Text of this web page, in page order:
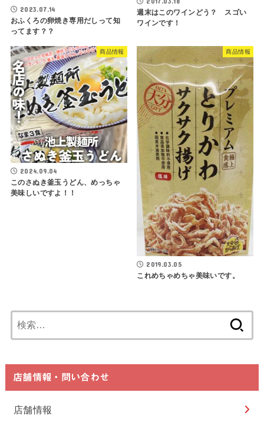
2023.07.14
おふくろの卵焼き専用だしって知
ってます？？
週末はこのワインどう？ スゴい
ワインです！
商品情報
2024.09.04
このさぬき釜玉うどん、めっちゃ
美味しいですよ！！
商品情報
2019.03.05
これめちゃめちゃ美味いです。
索:
店舗情報・問い合わせ
店舗情報